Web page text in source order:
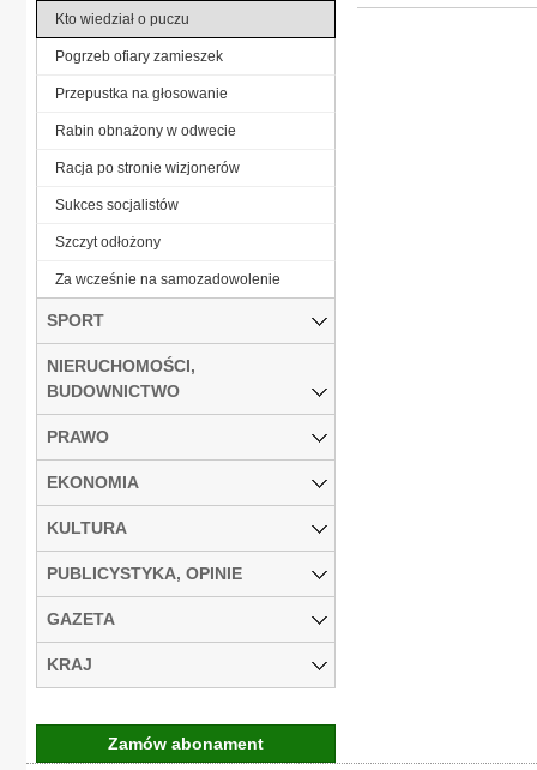
Kto wiedział o puczu
Pogrzeb ofiary zamieszek
Przepustka na głosowanie
Rabin obnażony w odwecie
Racja po stronie wizjonerów
Sukces socjalistów
Szczyt odłożony
Za wcześnie na samozadowolenie
SPORT
NIERUCHOMOŚCI,
BUDOWNICTWO
PRAWO
EKONOMIA
KULTURA
PUBLICYSTYKA, OPINIE
GAZETA
KRAJ
Zamów abonament